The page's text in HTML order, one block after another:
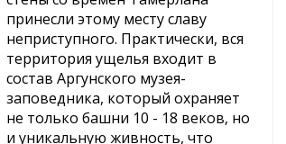
принесли этому месту славу
неприступного. Практически, вся
территория ущелья входит в
состав Аргунского музея-
заповедника, который охраняет
не только башни 10 - 18 веков, но
и уникальную живность, что